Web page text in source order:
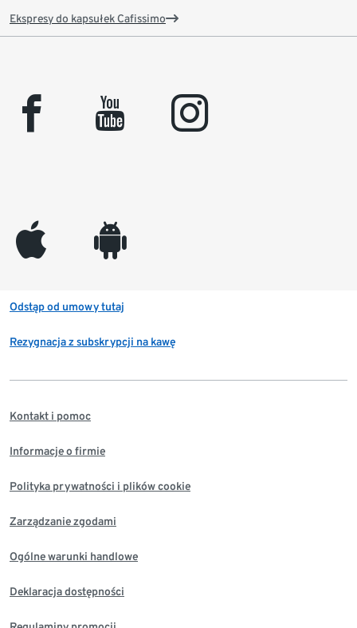
Ekspresy do kapsułek Cafissimo
facebook youtube instagram
appleinc android
Odstąp od umowy tutaj
Rezygnacja z subskrypcji na kawę
Kontakt i pomoc
Informacje o firmie
Polityka prywatności i plików cookie
Zarządzanie zgodami
Ogólne warunki handlowe
Deklaracja dostępności